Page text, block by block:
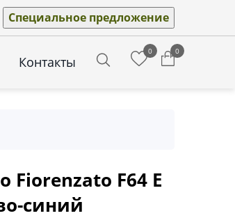
Специальное предложение
Контакты
0 0
Fiorenzato F64 E
синий